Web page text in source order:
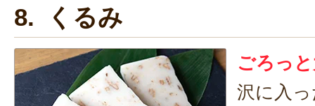
8. くるみ
ごろっ
沢に入